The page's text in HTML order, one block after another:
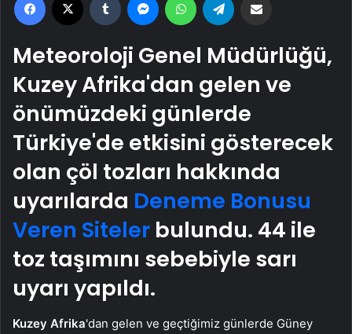
Meteoroloji Genel Müdürlüğü,
Kuzey Afrika'dan gelen ve
önümüzdeki günlerde
Türkiye'de etkisini gösterecek
olan çöl tozları hakkında
uyarılarda Deneme Bonusu
Veren Siteler bulundu. 44 ile
toz taşımını sebebiyle sarı
uyarı yapıldı.
Kuzey Afrika'dan gelen ve geçtiğimiz günlerde Güney